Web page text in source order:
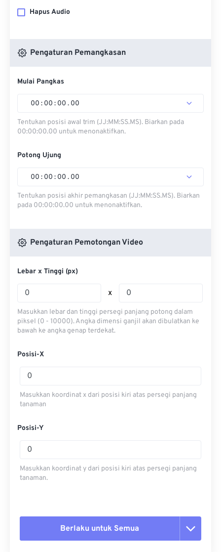
Hapus Audio
Pengaturan Pemangkasan
Mulai Pangkas
00 : 00 : 00 . 00
Tentukan posisi awal trim (JJ:MM:SS.MS). Biarkan pada
00:00:00.00 untuk menonaktifkan.
Potong Ujung
00 : 00 : 00 . 00
Tentukan posisi akhir pemangkasan (JJ:MM:SS.MS). Biarkan
pada 00:00:00.00 untuk menonaktifkan.
Pengaturan Pemotongan Video
Lebar x Tinggi (px)
x
Masukkan lebar dan tinggi persegi panjang potong dalam
piksel (0 - 10000). Angka dimensi ganjil akan dibulatkan ke
bawah ke angka genap terdekat.
Posisi-X
Masukkan koordinat x dari posisi kiri atas persegi panjang
tanaman
Posisi-Y
Masukkan koordinat y dari posisi kiri atas persegi panjang
tanaman.
Berlaku untuk Semua